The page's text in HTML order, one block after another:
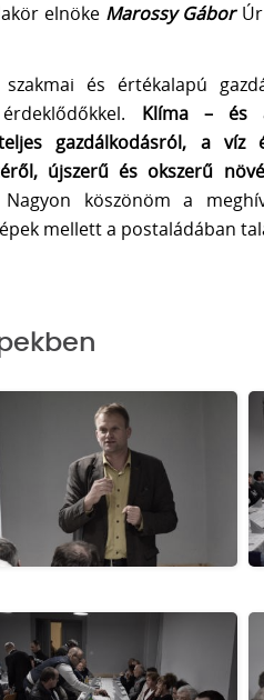
elnöke Marossy GáborÚr
és értékalapú
Klíma – és
gazdálkodásról, a víz
újszerű és okszerű
köszönöm a
mellett a postaládában